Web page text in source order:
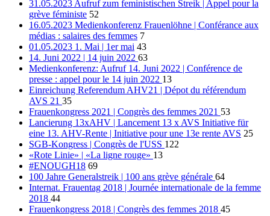
31.05.2023 Aufruf zum feministischen Streik | Appel pour la
grève féministe 52
16.05.2023 Medienkonferenz Frauenlöhne | Conférance aux
médias : salaires des femmes 7
01.05.2023 1. Mai | 1er mai 43
14. Juni 2022 | 14 juin 2022 63
Medienkonferenz: Aufruf 14. Juni 2022 | Conférence de
presse : appel pour le 14 juin 2022 13
Einreichung Referendum AHV21 | Dépot du référendum
AVS 21 35
Frauenkongress 2021 | Congrès des femmes 2021 53
Lancierung 13xAHV | Lancement 13 x AVS Initiative für
eine 13. AHV-Rente | Initiative pour une 13e rente AVS 25
SGB-Kongress | Congrès de l'USS 122
«Rote Linie» | «La ligne rouge» 13
#ENOUGH18 69
100 Jahre Generalstreik | 100 ans grève générale 64
Internat. Frauentag 2018 | Journée internationale de la femme
2018 44
Frauenkongress 2018 | Congrès des femmes 2018 45